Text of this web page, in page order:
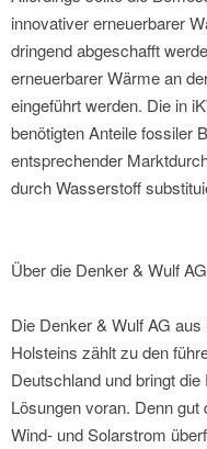
innovativer erneuerbarer
dringend abgeschafft
erneuerbarer Wärme an
eingeführt werden. Die in
benötigten Anteile fossiler
entsprechender
durch Wasserstoff
Über die Denker & Wulf AG
Die Denker & Wulf AG
Holsteins zählt zu den
Deutschland und bringt
Lösungen voran. Denn
Wind- und Solarstrom